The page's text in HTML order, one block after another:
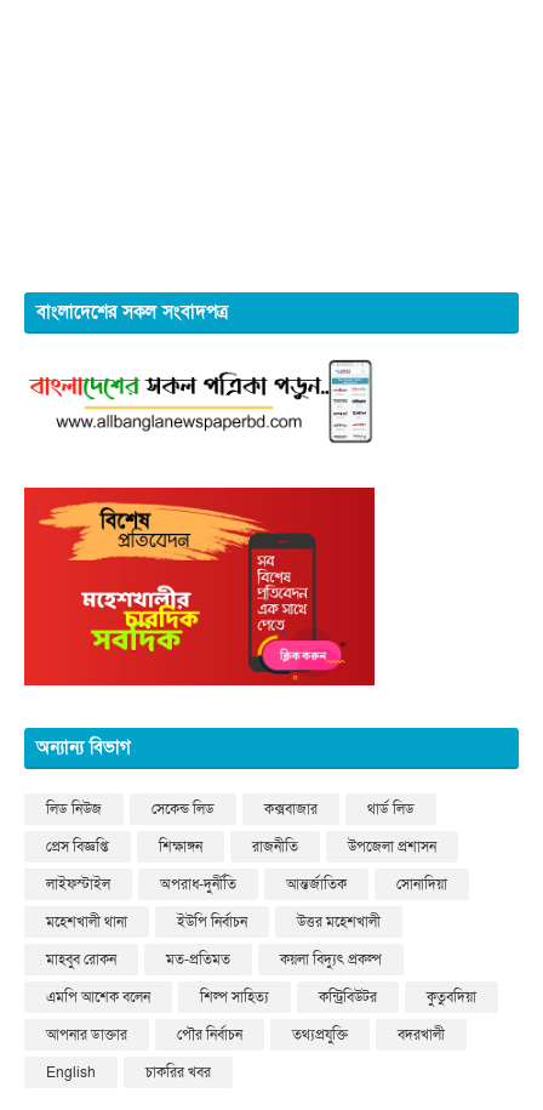
বাংলাদেশের সকল সংবাদপত্র
অন্যান্য বিভাগ
লিড নিউজ সেকেন্ড লিড কক্সবাজার
থার্ড লিড
প্রেস বিজ্ঞপ্তি
শিক্ষাঙ্গন রাজনীতি
উপজেলা প্রশাসন
লাইফস্টাইল
অপরাধ-দুর্নীতি আন্তর্জাতিক
সোনাদিয়া
মহেশখালী থানা
ইউপি নির্বাচন
উত্তর মহেশখালী
মাহবুব রোকন
মত-প্রতিমত
কয়লা বিদ্যুৎ প্রকল্প
এমপি আশেক বলেন
শিল্প সাহিত্য কন্ট্রিবিউটর
কুতুবদিয়া
আপনার ডাক্তার
পৌর নির্বাচন তথ্যপ্রযুক্তি
বদরখালী
English
চাকরির খবর